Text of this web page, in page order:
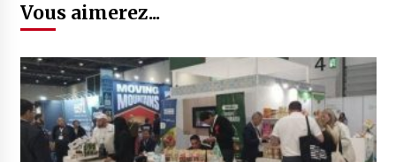
Vous aimerez...